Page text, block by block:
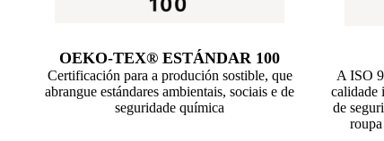
OEKO-TEX® ESTÁNDAR 100
Certificación para a produción sostible, que
abrangue estándares ambientais, sociais e de
seguridade química
A ISO
calidade
de